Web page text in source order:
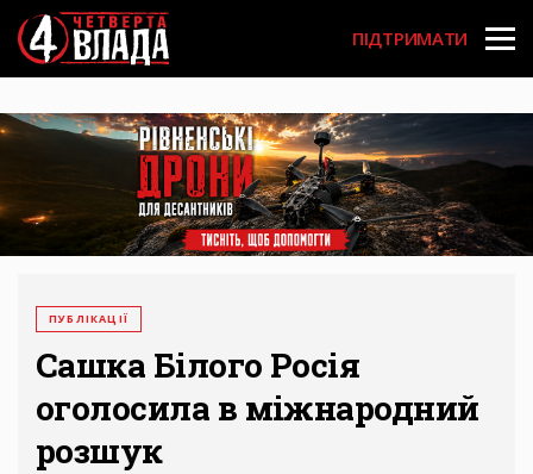
Перейти
до
основного
вмісту
User
account
menu
ПІДТРИМАТИ
ПУБЛІКАЦІЇ
Сашка Білого Росія
оголосила в міжнародний
розшук